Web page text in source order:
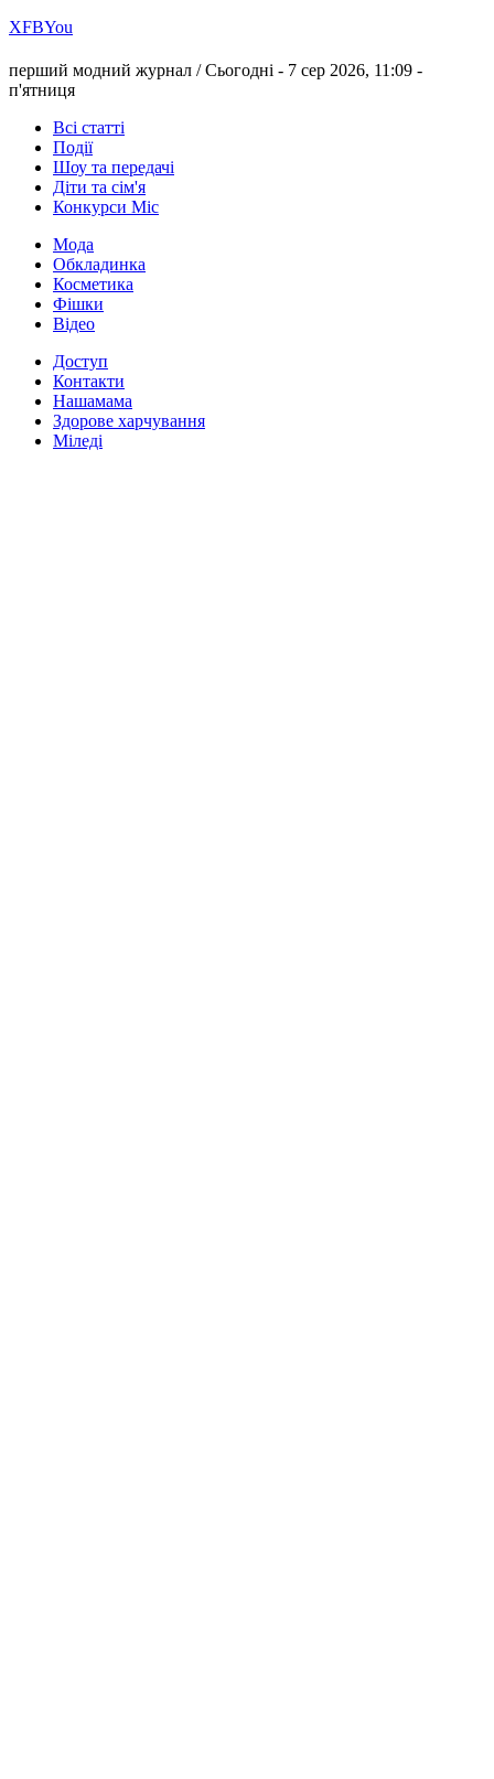
ХFBYou
перший модний журнал /Сьогодні - 7 сер 2026, 11:09 -
п'ятниця
Всі статті
Події
Шоу та передачі
Діти та сім'я
Конкурси Міс
Мода
Обкладинка
Косметика
Фішки
Відео
Доступ
Контакти
Нашамама
Здорове харчування
Міледі